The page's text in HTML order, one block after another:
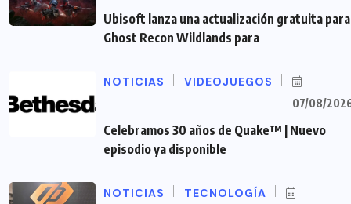
Ubisoft lanza una actualización gratuita para
Ghost Recon Wildlands para
NOTICIAS VIDEOJUEGOS
07/08/
Celebramos 30 años de Quake™ | Nuevo
episodio ya disponible
NOTICIAS TECNOLOGÍA